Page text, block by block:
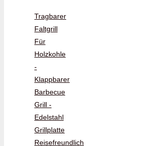
Tragbarer
Faltgrill
Für
Holzkohle
-
Klappbarer
Barbecue
Grill -
Edelstahl
Grillplatte
Reisefreundlich